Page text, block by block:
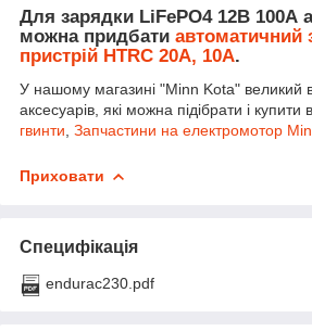
Для зарядки LiFePO4 12В 100А
можна придбати автоматичний
пристрій HTRC 20А, 10А.
У нашому магазині "Minn Kota" великий
аксесуарів, які можна підібрати і купити
гвинти Запчастини на електромотор
Приховати
Специфікація
endurac230.pdf